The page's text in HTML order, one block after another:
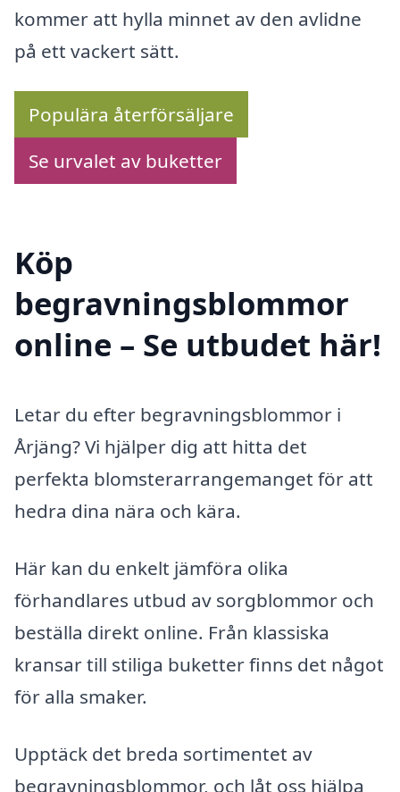
kommer att hylla minnet av den avlidne
på ett vackert sätt.
Populära återförsäljare
Se urvalet av buketter
Köp
begravningsblommor
online – Se utbudet här!
Letar du efter begravningsblommor i
Årjäng? Vi hjälper dig att hitta det
perfekta blomsterarrangemanget för att
hedra dina nära och kära.
Här kan du enkelt jämföra olika
förhandlares utbud av sorgblommor och
beställa direkt online. Från klassiska
kransar till stiliga buketter finns det något
för alla smaker.
Upptäck det breda sortimentet av
begravningsblommor, och låt oss hjälpa